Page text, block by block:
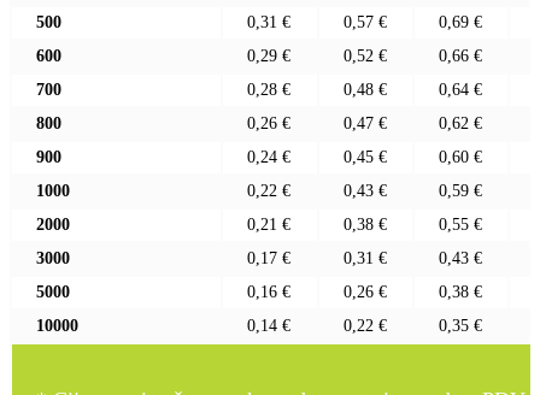
500
0,31 € 0,57 € 0,69 €
600
0,29 € 0,52 € 0,66 €
700
0,28 € 0,48 € 0,64 €
800
0,26 € 0,47 € 0,62 €
900
0,24 € 0,45 € 0,60 €
1000
0,22 € 0,43 € 0,59 €
2000
0,21 € 0,38 € 0,55 €
3000
0,17 € 0,31 € 0,43 €
5000
0,16 € 0,26 € 0,38 €
10000
0,14 € 0,22 € 0,35 €